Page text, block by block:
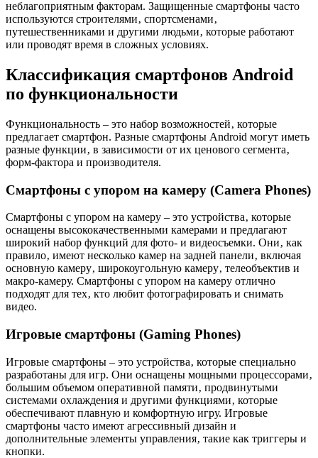
неблагоприятным факторам. Защищенные смартфоны часто
используются строителями‚ спортсменами‚
путешественниками и другими людьми‚ которые работают
или проводят время в сложных условиях.
Классификация смартфонов Android
по функциональности
Функциональность – это набор возможностей‚ которые
предлагает смартфон. Разные смартфоны Android могут иметь
разные функции‚ в зависимости от их ценового сегмента‚
форм-фактора и производителя.
Смартфоны с упором на камеру (Camera Phones)
Смартфоны с упором на камеру – это устройства‚ которые
оснащены высококачественными камерами и предлагают
широкий набор функций для фото- и видеосъемки. Они‚ как
правило‚ имеют несколько камер на задней панели‚ включая
основную камеру‚ широкоугольную камеру‚ телеобъектив и
макро-камеру. Смартфоны с упором на камеру отлично
подходят для тех‚ кто любит фотографировать и снимать
видео.
Игровые смартфоны (Gaming Phones)
Игровые смартфоны – это устройства‚ которые специально
разработаны для игр. Они оснащены мощными процессорами‚
большим объемом оперативной памяти‚ продвинутыми
системами охлаждения и другими функциями‚ которые
обеспечивают плавную и комфортную игру. Игровые
смартфоны часто имеют агрессивный дизайн и
дополнительные элементы управления‚ такие как триггеры и
кнопки.